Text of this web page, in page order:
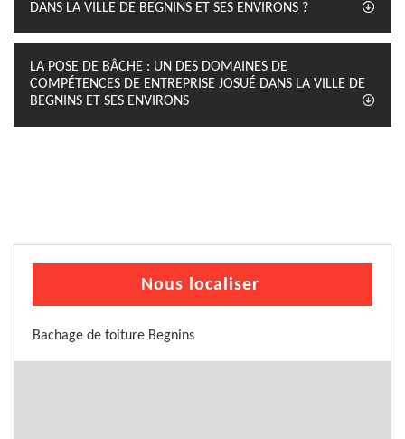
DANS LA VILLE DE BEGNINS ET SES ENVIRONS ?
LA POSE DE BÂCHE : UN DES DOMAINES DE
COMPÉTENCES DE ENTREPRISE JOSUÉ DANS LA VILLE DE
BEGNINS ET SES ENVIRONS
Nous localiser
Bachage de toiture Begnins